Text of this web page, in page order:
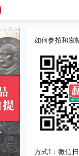
如何参拍和发
方式1：微信